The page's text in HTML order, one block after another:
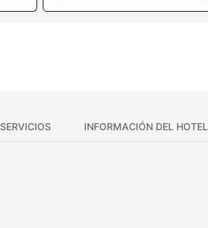
SERVICIOS INFORMACIÓN DEL HOTEL